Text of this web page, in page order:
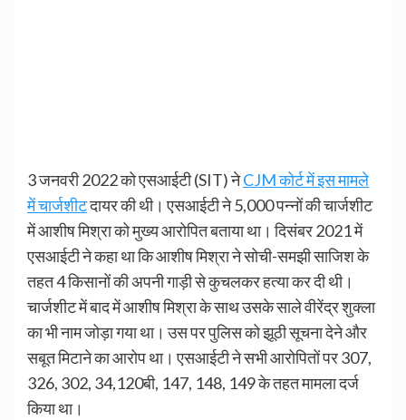
3 जनवरी 2022 को एसआईटी (SIT) नेCJM कोर्ट में इस मामले
में चार्जशीटदायर की थी। एसआईटी ने 5,000 पन्नों की चार्जशीट
में आशीष मिश्रा को मुख्य आरोपित बताया था। दिसंबर 2021 में
एसआईटी ने कहा था कि आशीष मिश्रा ने सोची-समझी साजिश के
तहत 4 किसानों की अपनी गाड़ी से कुचलकर हत्या कर दी थी।
चार्जशीट में बाद में आशीष मिश्रा के साथ उसके साले वीरेंद्र शुक्ला
का भी नाम जोड़ा गया था। उस पर पुलिस को झूठी सूचना देने और
सबूत मिटाने का आरोप था। एसआईटी ने सभी आरोपितों पर 307,
326, 302, 34,120बी, 147, 148, 149 के तहत मामला दर्ज
किया था।